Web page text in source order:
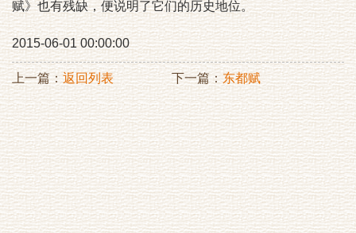
赋》也有残缺，便说明了它们的历史地位。
2015-06-01 00:00:00
上一篇：返回列表 下一篇：东都赋